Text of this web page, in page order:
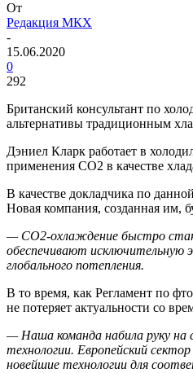
От
Редакция МКХ
-
15.06.2020
0
292
Британский консультант по
альтернативы традиционным
Дэниел Кларк работает в
применения CO2 в качестве
В качестве докладчика по
Новая компания, созданная им,
— CO2-охлаждение быстро
обеспечивают исключительную
глобального потепления.
В то время, как Регламент по
не потеряет актуальности со
— Наша команда набила руку на
технологии. Европейский
новейшие технологии для